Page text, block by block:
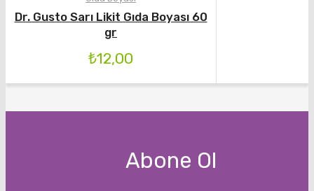
Dr. Gusto Sarı Likit Gıda Boyası 60
gr
₺12,00
Abone Ol